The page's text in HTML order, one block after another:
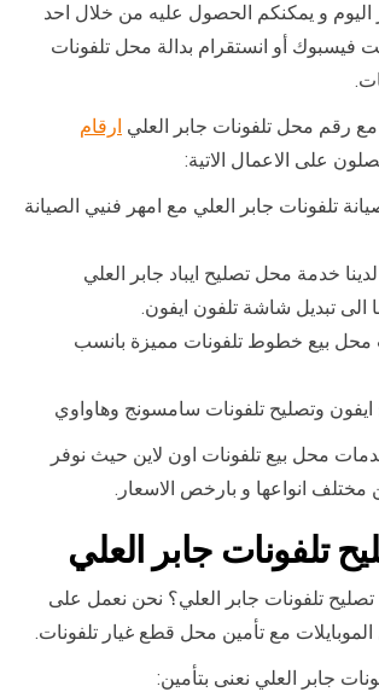
اليوم و يمكنكم الحصول عليه من خلال احد
فيسبوك أو انستقرام بدالة محل تلفونات
رقم محل تلفونات جابر العلي ارقام
على الاعمال الاتية:
تلفونات جابر العلي مع امهر فنيي الصيانة
خدمة محل تصليح ايباد جابر العلي
الى تبديل شاشة تلفون ايفون.
محل بيع خطوط تلفونات مميزة بانسب
وتصليح تلفونات سامسونج وهاواوي
خدمات محل بيع تلفونات اون لاين حيث نوفر
مختلف انواعها و بارخص الاسعار.
تلفونات جابر العلي
تلفونات جابر العلي؟ نحن نعمل على
مع تأمين محل قطع غيار تلفونات.
جابر العلي نعنى بتأمين: